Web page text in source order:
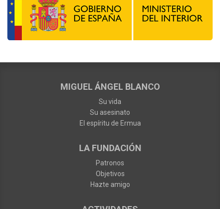
MIGUEL ÁNGEL BLANCO
Su vida
Su asesinato
El espíritu de Ermua
LA FUNDACIÓN
Patronos
Objetivos
Hazte amigo